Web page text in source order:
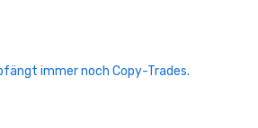
immer noch Copy-Trades.